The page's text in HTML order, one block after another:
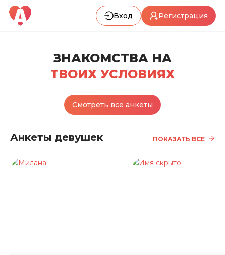
Вход Регистрация
ЗНАКОМСТВА НА
ТВОИХ УСЛОВИЯХ
Смотреть все анкеты
Анкеты девушек ПОКАЗАТЬ ВСЕ